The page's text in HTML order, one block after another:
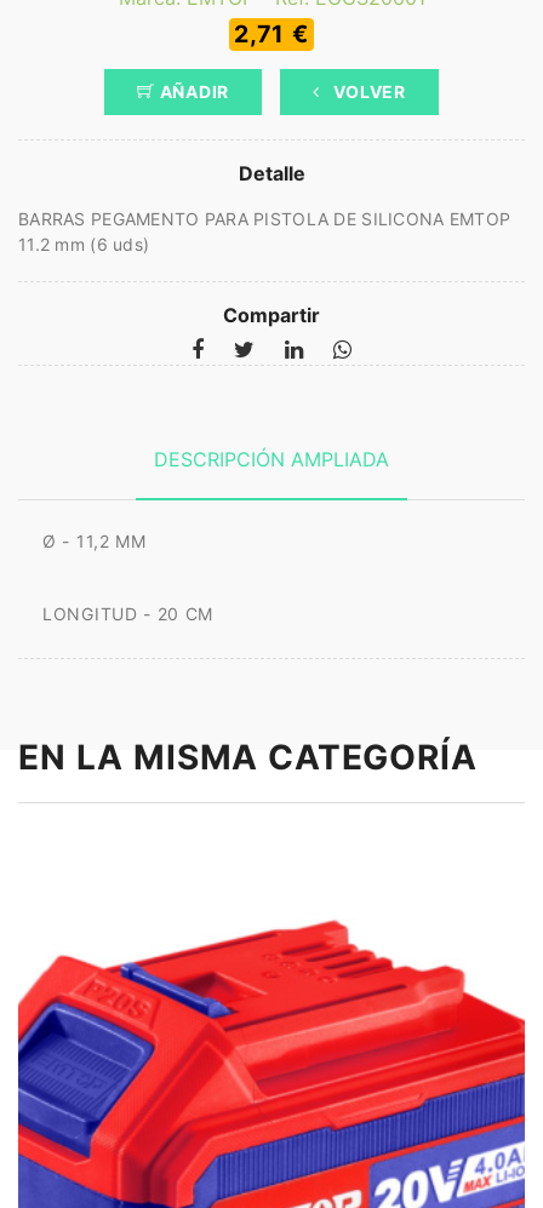
2,71 €
AÑADIR VOLVER
Detalle
BARRAS PEGAMENTO PARA PISTOLA DE SILICONA EMTOP
11.2 mm (6 uds)
Compartir
DESCRIPCIÓN AMPLIADA
Ø - 11,2 MM
LONGITUD - 20 CM
EN LA MISMA CATEGORÍA